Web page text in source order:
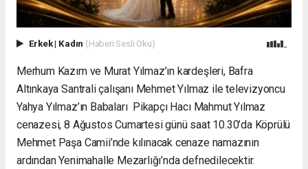
Erkek| Kadın (Haberi Sesli Oku)
Merhum Kazım ve Murat Yılmaz’ın kardeşleri, Bafra
Altınkaya Santrali çalışanı Mehmet Yılmaz ile televizyoncu
Yahya Yılmaz’ın Babaları Pikapçı Hacı Mahmut Yılmaz
cenazesi, 8 Ağustos Cumartesi günü saat 10.30’da Köprülü
Mehmet Paşa Camii’nde kılınacak cenaze namazının
ardından Yenimahalle Mezarlığı’nda defnedilecektir.